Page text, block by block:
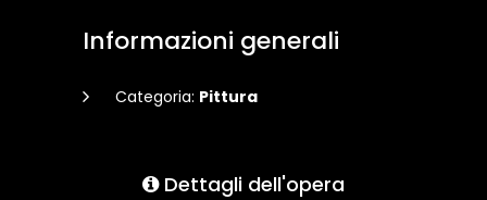
Informazioni generali
Categoria: Pittura
Dettagli dell'opera